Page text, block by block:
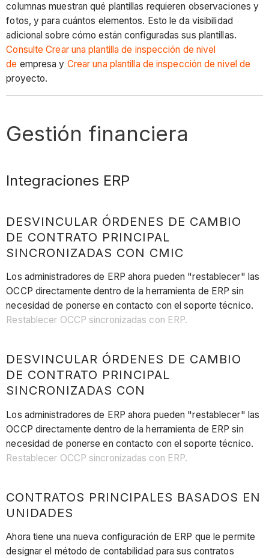
columnas muestran qué plantillas requieren observaciones y
fotos, y para cuántos elementos. Esto le da visibilidad
adicional sobre cómo están configuradas sus plantillas.
Consulte Crear una plantilla de inspección de nivel
de empresa y Crear una plantilla de inspección de nivel de
proyecto.
Gestión financiera
Integraciones ERP
DESVINCULAR ÓRDENES DE CAMBIO
DE CONTRATO PRINCIPAL
SINCRONIZADAS CON CMIC
Los administradores de ERP ahora pueden "restablecer" las
OCCP directamente dentro de la herramienta de ERP sin
necesidad de ponerse en contacto con el soporte técnico.
Restablecer OCCP sincronizadas con ERP.
DESVINCULAR ÓRDENES DE CAMBIO
DE CONTRATO PRINCIPAL
SINCRONIZADAS CON
Los administradores de ERP ahora pueden "restablecer" las
OCCP directamente dentro de la herramienta de ERP sin
necesidad de ponerse en contacto con el soporte técnico.
Restablecer OCCP sincronizadas con ERP.
CONTRATOS PRINCIPALES BASADOS EN
UNIDADES
Ahora tiene una nueva configuración de ERP que le permite
designar el método de contabilidad para sus contratos